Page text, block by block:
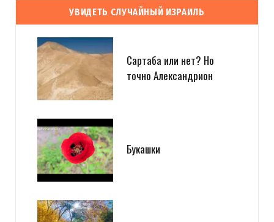
УВИДЕТЬ СЛУЧАЙНЫЙ ИЗРАИЛЬ
Сартаба или нет? Но
точно Александрион
Букашки